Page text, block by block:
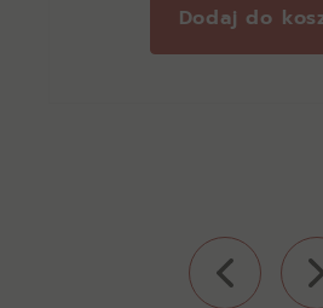
Dodaj do